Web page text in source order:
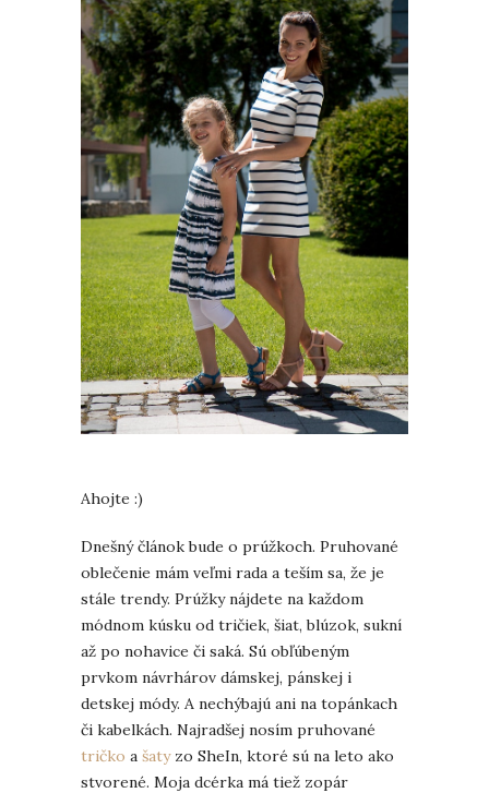
Ahojte :)
Dnešný článok bude o prúžkoch. Pruhované
oblečenie mám veľmi rada a teším sa, že je
stále trendy. Prúžky nájdete na každom
módnom kúsku od tričiek, šiat, blúzok, sukní
až po nohavice či saká. Sú obľúbeným
prvkom návrhárov dámskej, pánskej i
detskej módy. A nechýbajú ani na topánkach
či kabelkách. Najradšej nosím pruhované
tričko a šatyzo SheIn, ktoré sú na leto ako
stvorené. Moja dcérka má tiež zopár